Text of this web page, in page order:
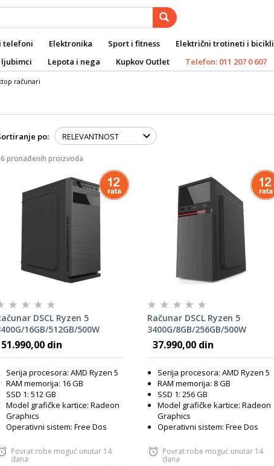
telefoni Elektronika Sport i fitness Električni trotineti i bicikli
ljubimci Lepota i nega Kupkov Outlet Telefon: 011 207 0 607
računari
po:
pronađenih proizvoda
DSCL Ryzen 5
16GB/512GB/500W
51.990,00 din
Serija procesora: AMD Ryzen 5
RAM memorija: 16 GB
SSD 1: 512 GB
Model grafičke kartice: Radeon
Graphics
Operativni sistem: Free Dos
Povrat robe moguć unutar 14
dana
Računar DSCL Ryzen 5
3400G/8GB/256GB/500W
37.990,00 din
Serija procesora: AMD Ryzen 5
RAM memorija: 8 GB
SSD 1: 256 GB
Model grafičke kartice: Radeon
Graphics
Operativni sistem: Free Dos
Povrat robe moguć unutar 14
dana